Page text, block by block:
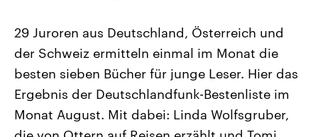
Landtagswahl Sachsen-Anhalt
2026
Alle Informationen
Sachsen-Anhalt wählt am 6.
September 2026 einen neuen
Landtag. Seit 2021 wird das
Bundesland von einer Koalition aus
USA
Aktuelle Beiträge,
Hintergründe
Wirtschaftlich und
gehören die Vereinigten
den mächtigsten Ländern
mit großem Einfluss auf
29 Juroren aus Deutschland, Österreich und
der Schweiz ermitteln einmal im Monat die
besten sieben Bücher für junge Leser. Hier das
Ergebnis der Deutschlandfunk-Bestenliste im
Monat August. Mit dabei: Linda Wolfsgruber,